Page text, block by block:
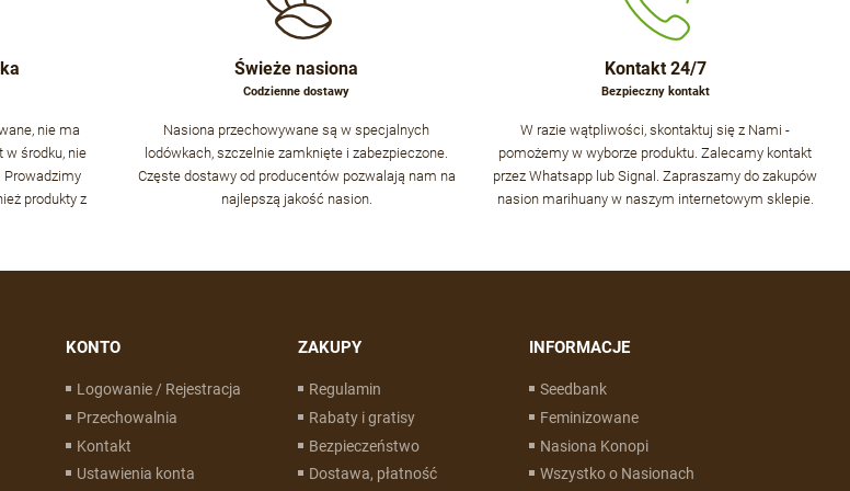
nie ma
środku, nie
Prowadzimy
produkty z
Świeże nasiona
Codzienne dostawy
Nasiona przechowywane są w specjalnych
lodówkach, szczelnie zamknięte i zabezpieczone.
Częste dostawy od producentów pozwalają nam na
najlepszą jakość nasion.
Kontakt 24/7
Bezpieczny kontakt
W razie wątpliwości, skontaktuj się z Nami -
pomożemy w wyborze produktu. Zalecamy kontakt
przez Whatsapp lub Signal. Zapraszamy do zakupów
nasion marihuany w naszym internetowym sklepie.
KONTO
Logowanie / Rejestracja
Przechowalnia
Kontakt
Ustawienia konta
ZAKUPY
Regulamin
Rabaty i gratisy
Bezpieczeństwo
Dostawa, płatność
INFORMACJE
Seedbank
Feminizowane
Nasiona Konopi
Wszystko o Nasionach